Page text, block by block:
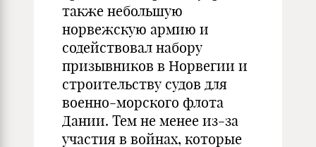
также небольшую
норвежскую армию и
содействовал набору
призывников в Норвегии и
строительству судов для
военно-морского флота
Дании. Тем не менее из-за
участия в войнах, которые